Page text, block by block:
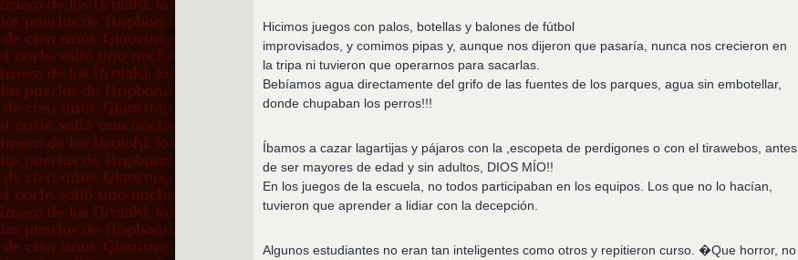
Hicimos juegos con palos, botellas y balones de fútbol
improvisados, y comimos pipas y, aunque nos dijeron que pasaría, nunca nos crecieron en
la tripa ni tuvieron que operarnos para sacarlas.
Bebíamos agua directamente del grifo de las fuentes de los parques, agua sin embotellar,
donde chupaban los perros!!!
Íbamos a cazar lagartijas y pájaros con la ,escopeta de perdigones o con el tirawebos, antes
de ser mayores de edad y sin adultos, DIOS MÍO!!
En los juegos de la escuela, no todos participaban en los equipos. Los que no lo hacían,
tuvieron que aprender a lidiar con la decepción.
Algunos estudiantes no eran tan inteligentes como otros y repitieron curso. �Que horror, no